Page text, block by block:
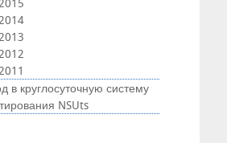
2014
2013
2012
2011
в круглосуточную систему
NSUts